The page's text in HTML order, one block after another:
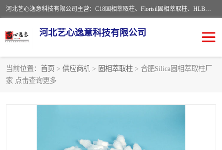
河北艺心逸意科技有限公司主营：C18固相萃取柱、Florisil固相萃取柱、HLB固相萃取柱、MCX固相萃取柱、QuEChERS、固相萃取空柱、针式过滤器 、固相萃取柱、黄曲霉毒素亲和柱。全国咨询热线：18630105913。河北艺心逸意科技有限公司接受来样定做，我们秉承着“顾客至上，锐意进取”的经营理念，坚持客户至上的原则为广大客户提供优质的服务，欢迎广大客户惠顾！免费咨询！
河北艺心逸意科技有限公司
当前位置： 首页 > 供应商机 > 固相萃取柱 > 合肥Silica固相萃取柱厂
家 点击查询更多
固相萃取柱
SPE填料